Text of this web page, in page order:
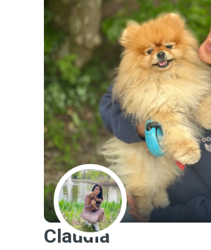
C
Claudia